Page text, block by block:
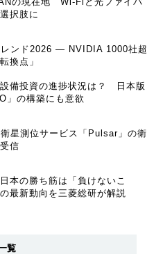
択肢に
ンド2026 ― NVIDIA 1000社超
換点」
備投資の進捗状況は？ 日本版
」の構築にも意欲
星測位サービス「Pulsar」の衛
信
本の勝ち筋は「負けないこ
最新動向を三菱総研が解説
覧